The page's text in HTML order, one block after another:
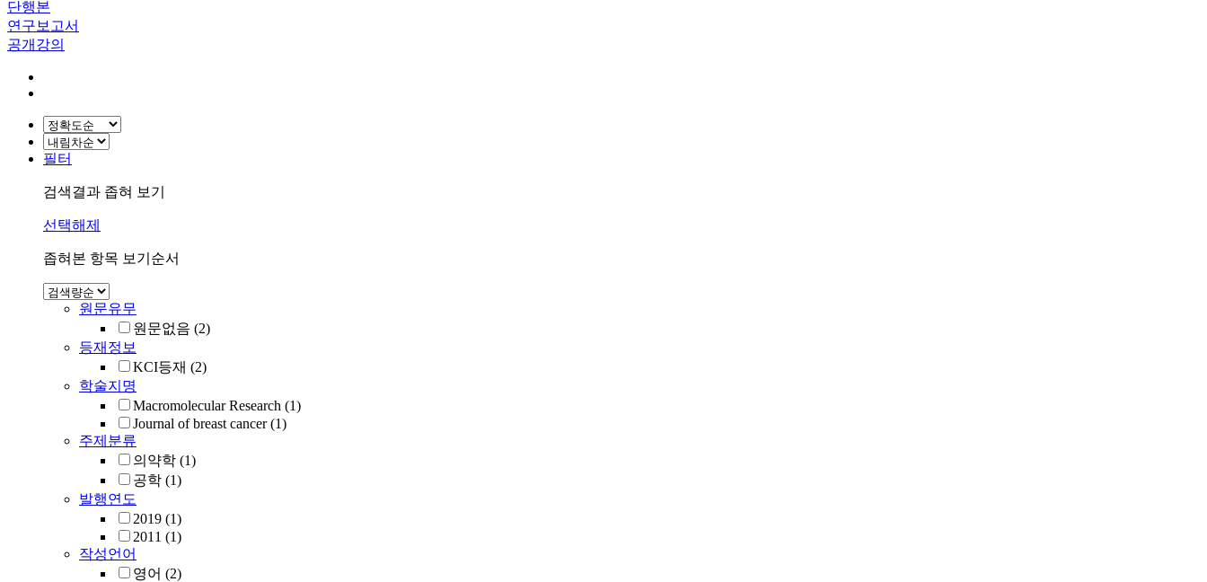
단행본
연구보고서
공개강의
필터
검색결과 좁혀 보기
선택해제
좁혀본 항목 보기순서
원문유무
원문없음 (2)
등재정보
KCI등재 (2)
학술지명
Macromolecular Research (1)
Journal of breast cancer (1)
주제분류
의약학 (1)
공학 (1)
발행연도
2019 (1)
2011 (1)
작성언어
영어 (2)